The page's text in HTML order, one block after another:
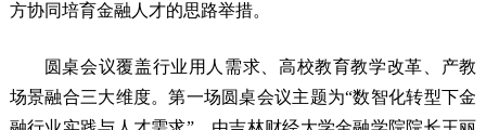
方协同培育金融人才的思路举措。
圆桌会议覆盖行业用人需求、高校教育教学改革、产教
场景融合三大维度。第一场圆桌会议主题为“数智化转型下金